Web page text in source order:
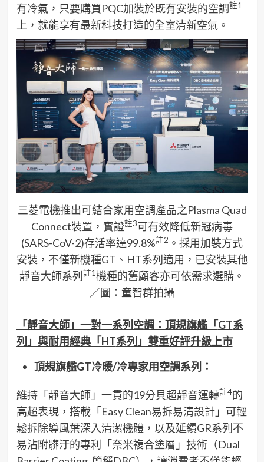
有冷氣，只要購買PQC加裝於既有安裝的空調註1
上，就能享有最新科技打造的全室清新空氣。
三菱電機推出可結合家用空調產品之Plasma Quad
Connect裝置，實證註3可有效降低新冠病毒
(SARS-CoV-2)存活率達99.8%註2 。採用加裝方式
安裝，不僅新機種GT、HT系列適用，已安裝其他
靜音大師系列 註1機種的舊顧客亦可依需求選購。
／圖：童智群拍攝
「靜音大師」一對一系列空調：頂規旗艦「GT系
列」與耐用經典「HT系列」雙重好評升級上市
頂規旗艦GT冷暖/冷專家用空調系列：
維持「靜音大師」一貫的19分貝超靜音運轉註4的
高超表現，搭載「Easy Clean易拆易清設計」可輕
鬆拆除導風葉深入清潔機體，以及延續GR系列不
易沾附髒汙的專利「奈米複合塗層」技術（Dual